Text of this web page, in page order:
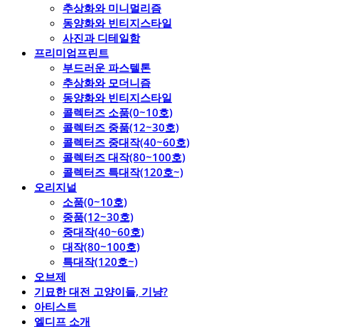
추상화와 미니멀리즘
동양화와 빈티지스타일
사진과 디테일함
프리미엄프린트
부드러운 파스텔톤
추상화와 모더니즘
동양화와 빈티지스타일
콜렉터즈 소품(0~10호)
콜렉터즈 중품(12~30호)
콜렉터즈 중대작(40~60호)
콜렉터즈 대작(80~100호)
콜렉터즈 특대작(120호~)
오리지널
소품(0~10호)
중품(12~30호)
중대작(40~60호)
대작(80~100호)
특대작(120호~)
오브제
기묘한 대전 고양이들, 기냥?
아티스트
엘디프 소개